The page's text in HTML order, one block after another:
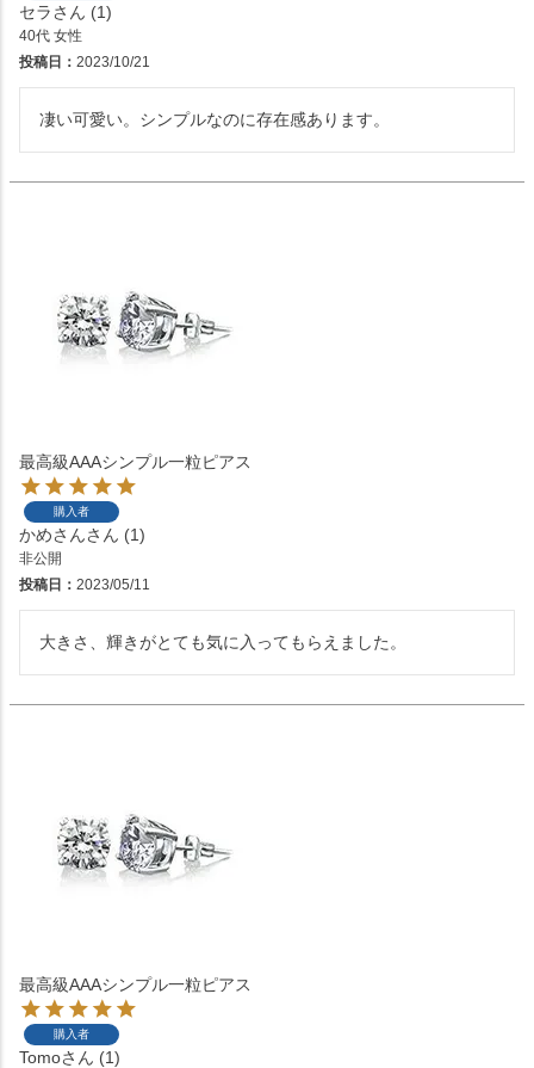
セラ 1
40代 女性
投稿日
2023/10/21
凄い可愛い。シンプルなのに存在感あります。
最高級AAAシンプル一粒ピアス
購入者
かめさん 1
非公開
投稿日
2023/05/11
大きさ、輝きがとても気に入ってもらえました。
最高級AAAシンプル一粒ピアス
購入者
Tomo 1